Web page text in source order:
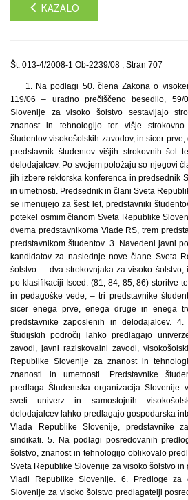
KAZALO
Št. 013-4/2008-1 Ob-2239/08 , Stran 707
1. Na podlagi 50. člena Zakona o
119/06 – uradno prečiščeno besedilo,
Slovenije za visoko šolstvo sestavljajo
znanost in tehnologijo ter višje strokovno
študentov visokošolskih zavodov, in sicer
predstavnik študentov višjih strokovnih šol
delodajalcev. Po svojem položaju so njegovi
jih izbere rektorska konferenca in predsednik
in umetnosti. Predsednik in člani Sveta
se imenujejo za šest let, predstavniki
potekel osmim članom Sveta Republike
dvema predstavnikoma Vlade RS, trem
predstavnikom študentov. 3. Navedeni javni
kandidatov za naslednje nove člane Sveta
šolstvo: – dva strokovnjaka za visoko
po klasifikaciji Isced: (81, 84, 85, 86) storitve
in pedagoške vede, – tri predstavnike
sicer enega prve, enega druge in enega
predstavnike zaposlenih in delodajalcev. 4.
študijskih področij lahko predlagajo
zavodi, javni raziskovalni zavodi,
Republike Slovenije za znanost in
znanosti in umetnosti. Predstavnike
predlaga Študentska organizacija Slovenije
sveti univerz in samostojnih
delodajalcev lahko predlagajo gospodarska
Vlada Republike Slovenije, predstavnike
sindikati. 5. Na podlagi posredovanih
šolstvo, znanost in tehnologijo oblikovalo
Sveta Republike Slovenije za visoko šolstvo
Vladi Republike Slovenije. 6. Predloge za
Slovenije za visoko šolstvo predlagatelji